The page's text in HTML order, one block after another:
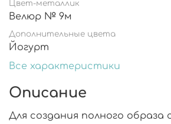
Цвет-металлик
Велюр № 9м
Дополнительные цвета
Йогурт
Все характеристики
Описание
Для создания полного образа